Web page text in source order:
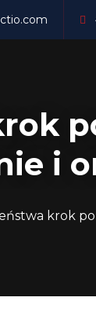
i
krok